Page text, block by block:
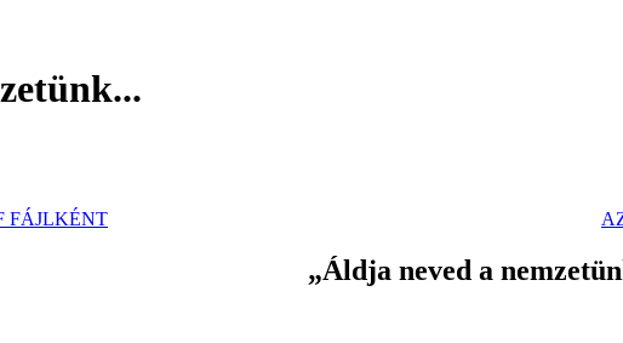
FÁJLKÉNT
„Áldja neved a
9-21/ Textus: Zsolt 33